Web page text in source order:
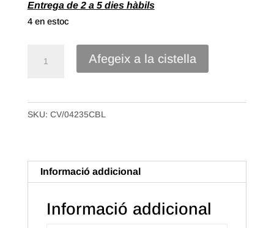
Entrega de 2 a 5 dies hàbils
4 en estoc
paper
cel·lulosa
42+12X35
Color
Blanca
Afegeix a la cistella
SKU: CV/04235CBL
Informació addicional
Informació addicional